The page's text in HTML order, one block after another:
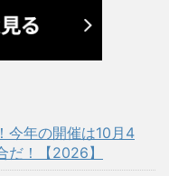
今年の開催は10月4
だ！【2026】